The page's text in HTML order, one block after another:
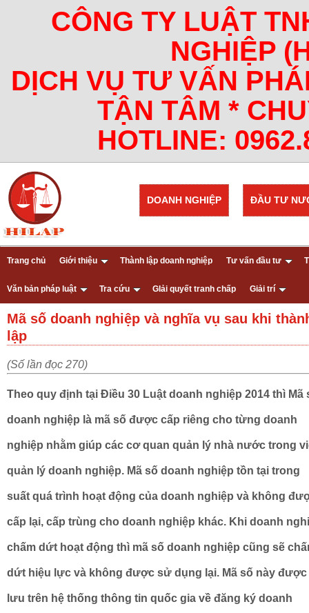
CÔNG TY LUẬT
NGHIỆP
DỊCH VỤ TƯ VẤN
TẬN TÂM *
HOTLINE:
ĐẦU TƯ
DOANH NGHIỆP
Trang chủ Giới thiệu Thành lập doanh nghiệp Tư vấn đầu tư
Văn bản pháp luật Tra cứu GIải quyết tranh chấp Giải trí
Mã số doanh nghiệp và nghĩa vụ sau khi
lập
(Số lần đọc 270)
Theo quy định tại Điều 30 Luật doanh nghiệp 2014 thì Mã
doanh nghiệp là mã số được cấp riêng cho từng doanh
nghiệp nhằm giúp các cơ quan quản lý nhà nước trong
quản lý doanh nghiệp. Mã số doanh nghiệp tồn tại trong
suất quá trình hoạt động của doanh nghiệp và không
cấp lại, cấp trùng cho doanh nghiệp khác. Khi doanh
chấm dứt hoạt động thì mã số doanh nghiệp cũng sẽ
dứt hiệu lực và không được sử dụng lại. Mã số này được
lưu trên hệ thống thông tin quốc gia về đăng ký doanh